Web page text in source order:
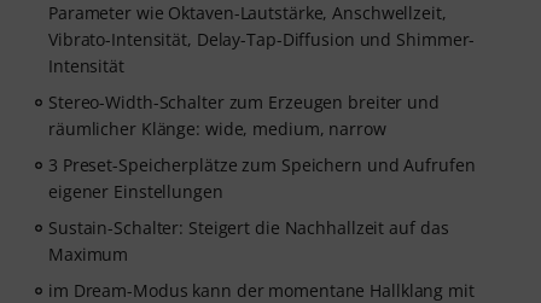
Parameter wie Oktaven-Lautstärke, Anschwellzeit,
Vibrato-Intensität, Delay-Tap-Diffusion und Shimmer-
Intensität
Stereo-Width-Schalter zum Erzeugen breiter und
räumlicher Klänge: wide, medium, narrow
3 Preset-Speicherplätze zum Speichern und Aufrufen
eigener Einstellungen
Sustain-Schalter: Steigert die Nachhallzeit auf das
Maximum
im Dream-Modus kann der momentane Hallklang mit